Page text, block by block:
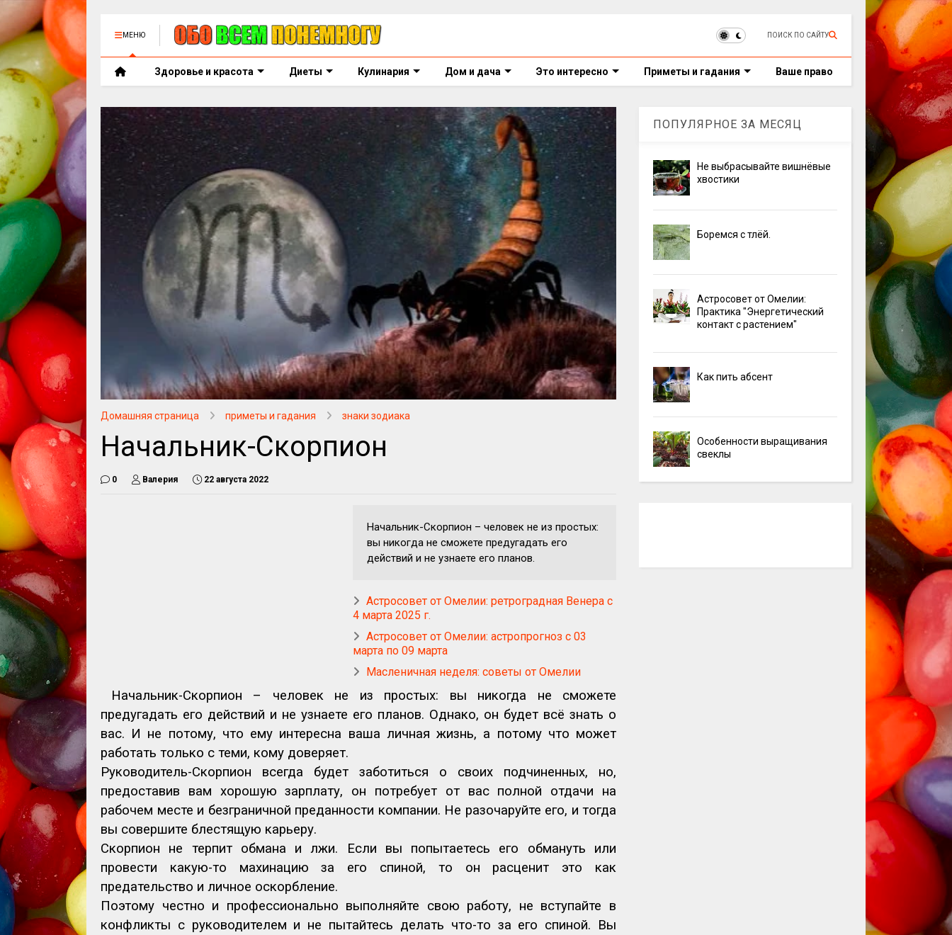
МЕНЮ ПОИСК ПО САЙТУ
Здоровье и красота Диеты Кулинария Дом и дача Это интересно Приметы и гадания Ваше право
Домашняя страница приметы и гадания знаки зодиака
Начальник-Скорпион
0 Валерия 22 августа 2022
Начальник-Скорпион – человек не из простых:
вы никогда не сможете предугадать его
действий и не узнаете его планов.
Астросовет от Омелии: ретроградная Венера с
4 марта 2025 г.
Астросовет от Омелии: астропрогноз с 03
марта по 09 марта
Масленичная неделя: советы от Омелии
Начальник-Скорпион – человек не из простых: вы никогда не сможете
предугадать его действий и не узнаете его планов. Однако, он будет всё знать о
вас. И не потому, что ему интересна ваша личная жизнь, а потому что может
работать только с теми, кому доверяет.
Руководитель-Скорпион всегда будет заботиться о своих подчиненных, но,
предоставив вам хорошую зарплату, он потребует от вас полной отдачи на
рабочем месте и безграничной преданности компании. Не разочаруйте его, и тогда
вы совершите блестящую карьеру.
Скорпион не терпит обмана и лжи. Если вы попытаетесь его обмануть или
провести какую-то махинацию за его спиной, то он расценит это как
предательство и личное оскорбление.
Поэтому честно и профессионально выполняйте свою работу, не вступайте в
конфликты с руководителем и не пытайтесь делать что-то за его спиной. Вы
ПОПУЛЯРНОЕ ЗА МЕСЯЦ
Не выбрасывайте вишнёвые
хвостики
Боремся с тлёй.
Астросовет от Омелии:
Практика "Энергетический
контакт с растением"
Как пить абсент
Особенности выращивания
свеклы